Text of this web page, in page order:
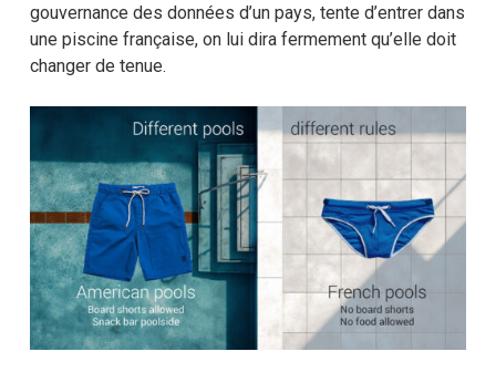
gouvernance des données d’un pays, tente d’entrer dans
une piscine française, on lui dira fermement qu’elle doit
changer de tenue.